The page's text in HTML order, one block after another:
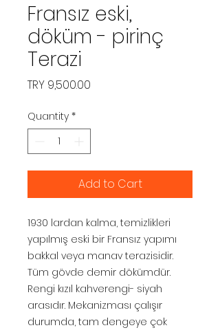
Fransız eski,
döküm - pirinç
Terazi
TRY 9,500.00
Quantity *
Add to Cart
1930 lardan kalma, temizlikleri
yapılmış eski bir Fransız yapımı
bakkal veya manav terazisidir.
Tüm gövde demir dökümdür.
Rengi kızıl kahverengi- siyah
arasıdır. Mekanizması çalışır
durumda, tam dengeye çok